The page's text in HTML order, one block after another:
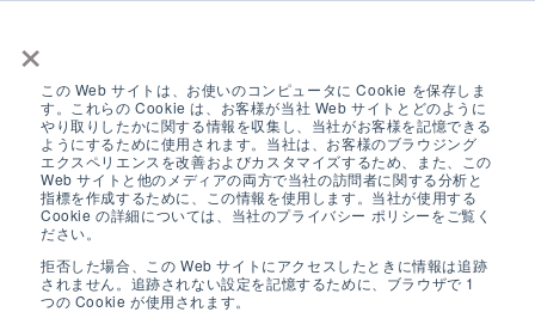
×
この Web サイトは、お使いのコンピュータに Cookie を保存しま
す。これらの Cookie は、お客様が当社 Web サイトとどのように
やり取りしたかに関する情報を収集し、当社がお客様を記憶できる
ようにするために使用されます。当社は、お客様のブラウジング
エクスペリエンスを改善およびカスタマイズするため、また、この
Web サイトと他のメディアの両方で当社の訪問者に関する分析と
指標を作成するために、この情報を使用します。当社が使用する
Cookie の詳細については、当社のプライバシー ポリシーをご覧く
ださい。
拒否した場合、この Web サイトにアクセスしたときに情報は追跡
されません。追跡されない設定を記憶するために、ブラウザで 1
つの Cookie が使用されます。
ELS 条件付き入学